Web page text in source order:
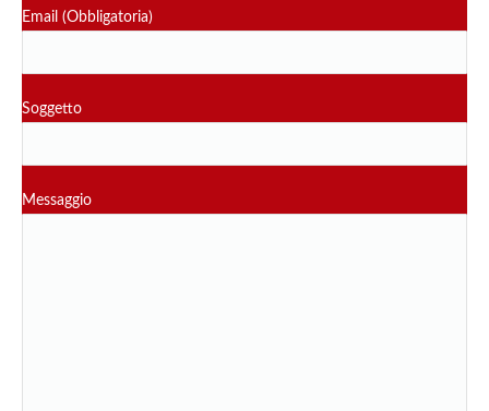
Email (Obbligatoria)
Soggetto
Messaggio